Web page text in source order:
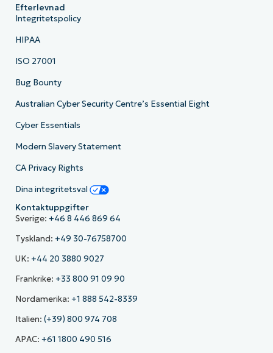
Efterlevnad
Integritetspolicy
HIPAA
ISO 27001
Bug Bounty
Australian Cyber Security Centre’s Essential Eight
Cyber Essentials
Modern Slavery Statement
CA Privacy Rights
Dina integritetsval
Kontaktuppgifter
Sverige: +46 8 446 869 64
Tyskland: +49 30-76758700
UK: +44 20 3880 9027
Frankrike: +33 800 91 09 90
Nordamerika: +1 888 542-8339
Italien: (+39) 800 974 708
APAC: +61 1800 490 516